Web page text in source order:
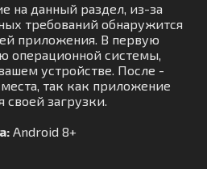
на данный раздел, из-за
требований обнаружится
приложения. В первую
операционной системы,
устройстве. После -
так как приложение
своей загрузки.
Android 8+